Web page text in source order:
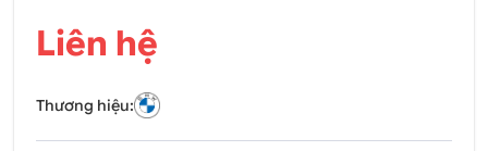
Liên hệ
Thương hiệu: